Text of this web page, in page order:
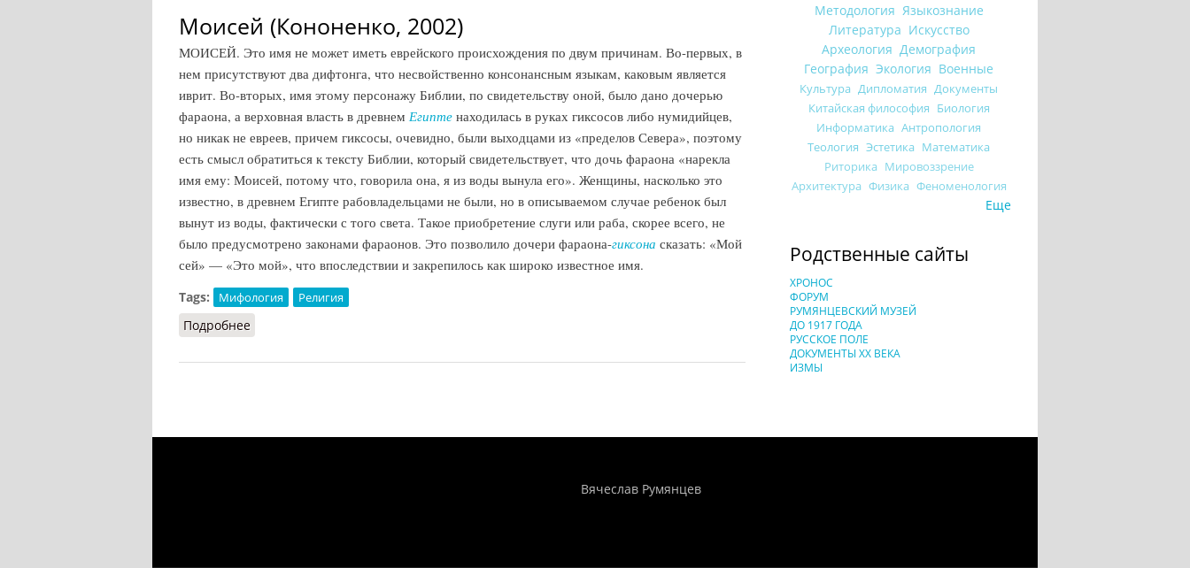
Моисей (Кононенко, 2002)
МОИСЕЙ. Это имя не может иметь еврейского происхождения по двум причинам. Во-первых, в
нем присутствуют два дифтонга, что несвойственно консонансным языкам, каковым является
иврит. Во-вторых, имя этому персонажу Библии, по свидетельству оной, было дано дочерью
фараона, а верховная власть в древнем Египте находилась в руках гиксосов либо нумидийцев,
но никак не евреев, причем гиксосы, очевидно, были выходцами из «пределов Севера», поэтому
есть смысл обратиться к тексту Библии, который свидетельствует, что дочь фараона «нарекла
имя ему: Моисей, потому что, говорила она, я из воды вынула его». Женщины, насколько это
известно, в древнем Египте рабовладельцами не были, но в описываемом случае ребенок был
вынут из воды, фактически с того света. Такое приобретение слуги или раба, скорее всего, не
было предусмотрено законами фараонов. Это позволило дочери фараона-гиксона сказать: «Мой
сей» — «Это мой», что впоследствии и закрепилось как широко известное имя.
Tags: Мифология Религия
Подробнее
Методология Языкознание
Литература Искусство
Археология Демография
География Экология Военные
Культура Дипломатия Документы
Китайская философия Биология
Информатика Антропология
Теология Эстетика Математика
Риторика Мировоззрение
Архитектура Физика Феноменология
Еще
Родственные сайты
ХРОНОС
ФОРУМ
РУМЯНЦЕВСКИЙ МУЗЕЙ
ДО 1917 ГОДА
РУССКОЕ ПОЛЕ
ДОКУМЕНТЫ XX ВЕКА
ИЗМЫ
Вячеслав Румянцев